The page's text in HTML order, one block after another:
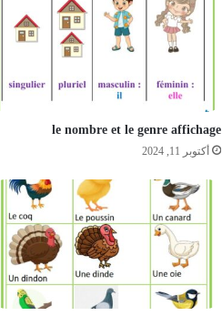
le nombre et le genre affichage
أكتوبر 11, 2024